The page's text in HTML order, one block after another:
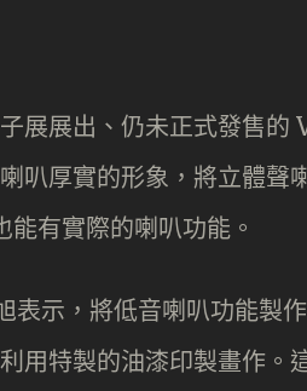
展展出、仍未正式發售
叭厚實的形象，將立體聲
有實際的喇叭功能。
示，將低音喇叭功能製
用特製的油漆印製畫作。